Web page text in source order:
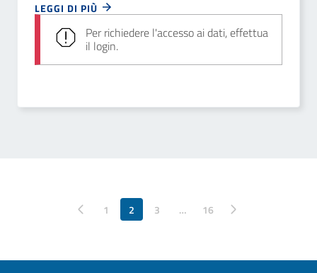
LEGGI DI PIÙ
Per richiedere l'accesso ai dati, effettua
il login.
Pagina precedente1 2 3 … 16
Pagina successiva